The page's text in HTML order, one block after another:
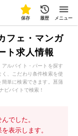
保存 履歴 メニュー
フェ・マンガ
ト求人情報
ルバイト・パートを探す
、こだわり条件検索を使
単に検索できます。菖蒲
ビバイトで検索！
でした。
表示します。